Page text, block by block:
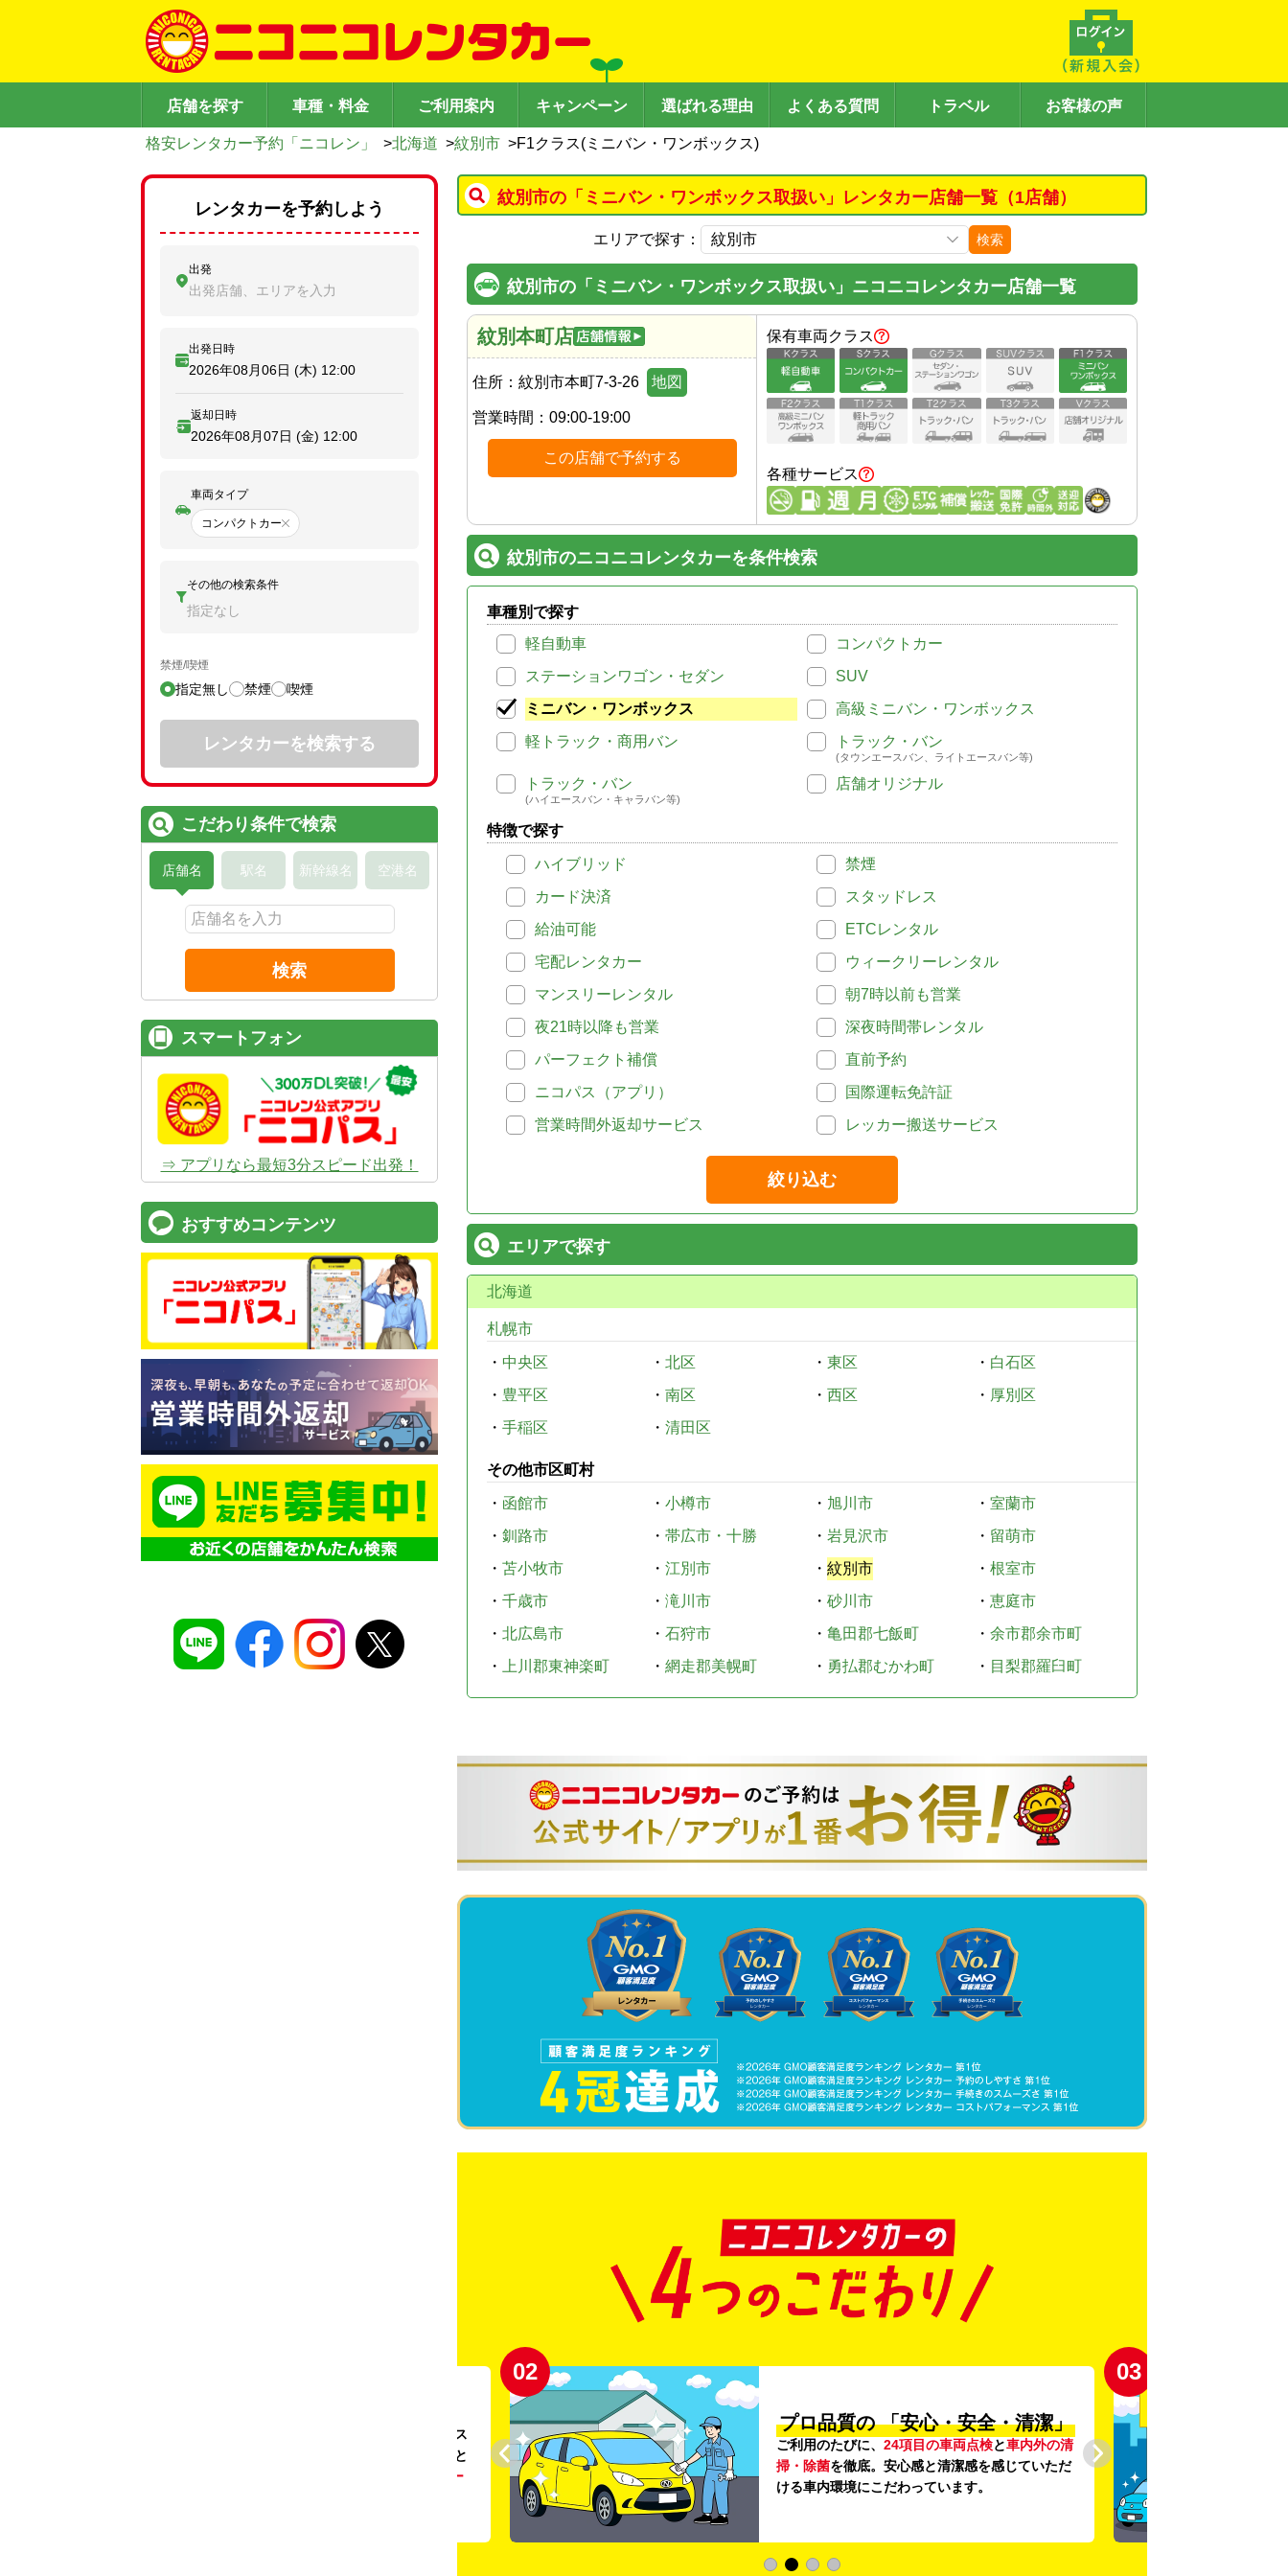
店舗を探す 車種・料金 ご利用案内 キャンペーン 選ばれる理由 よくある質問 トラベル お客様の声
格安レンタカー予約「ニコレン」 >北海道 >紋別市 >F1クラス(ミニバン・ワンボックス)
紋別市の「ミニバン・ワンボックス取扱い」レンタカー店舗一覧（1店舗）
エリアで探す： 検索
紋別市の「ミニバン・ワンボックス取扱い」ニコニコレンタカー店舗一覧
紋別本町店
住所： 紋別市本町7-3-26 地図
営業時間： 09:00-19:00
この店舗で予約する
保有車両クラス
各種サービス
紋別市のニコニコレンタカーを条件検索
車種別で探す
軽自動車
コンパクトカー
ステーションワゴン・セダン
SUV
ミニバン・ワンボックス
高級ミニバン・ワンボックス
軽トラック・商用バン
トラック・バン
(タウンエースバン、ライトエースバン等)
トラック・バン
(ハイエースバン・キャラバン等)
店舗オリジナル
特徴で探す
ハイブリッド
禁煙
カード決済
スタッドレス
給油可能
ETCレンタル
宅配レンタカー
ウィークリーレンタル
マンスリーレンタル
朝7時以前も営業
夜21時以降も営業
深夜時間帯レンタル
パーフェクト補償
直前予約
ニコパス（アプリ）
国際運転免許証
営業時間外返却サービス
レッカー搬送サービス
絞り込む
エリアで探す
北海道
札幌市
・ 中央区 ・ 北区 ・ 東区 ・ 白石区
・ 豊平区 ・ 南区 ・ 西区 ・ 厚別区
・ 手稲区 ・ 清田区
その他市区町村
・ 函館市 ・ 小樽市 ・ 旭川市 ・ 室蘭市
・ 釧路市 ・ 帯広市・十勝 ・ 岩見沢市 ・ 留萌市
・ 苫小牧市 ・ 江別市 ・ 紋別市 ・ 根室市
・ 千歳市 ・ 滝川市 ・ 砂川市 ・ 恵庭市
・ 北広島市 ・ 石狩市 ・ 亀田郡七飯町 ・ 余市郡余市町
・
上川郡東神楽町 ・ 網走郡美幌町 ・ 勇払郡むかわ町 ・ 目梨郡羅臼町
。ガソリンス
タンドや整備工場の既存インフラを活用すること
リー
02
プロ品質の 「安心・安全・清潔」
ご利用のたびに、 24項目の車両点検と車内外の清
掃・除菌を徹底。安心感と清潔感を感じていただ
ける車内環境にこだわっています。
03
レンタカーを予約しよう
出発
出発店舗、エリアを入力
出発日時
2026年08月06日 (木) 12:00
返却日時
2026年08月07日 (金) 12:00
車両タイプ
コンパクトカー
その他の検索条件
指定なし
禁煙/喫煙
指定無し 禁煙 喫煙
レンタカーを検索する
こだわり条件で検索
店舗名 駅名 新幹線名 空港名
検索
スマートフォン
⇒ アプリなら最短3分スピード出発！
おすすめコンテンツ